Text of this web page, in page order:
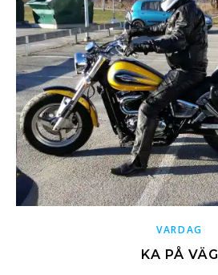
VARDAG
KA PÅ VÄG